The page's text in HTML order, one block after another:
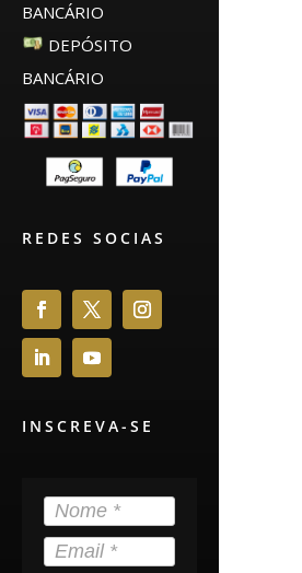
BANCÁRIO
DEPÓSITO
BANCÁRIO
REDES SOCIAS
INSCREVA-SE